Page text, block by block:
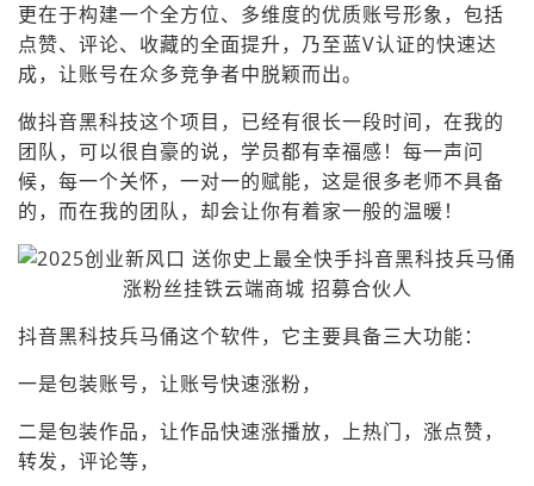
更在于构建一个全方位、多维度的优质账号形象，包括
点赞、评论、收藏的全面提升，乃至蓝V认证的快速达
成，让账号在众多竞争者中脱颖而出。
做抖音黑科技这个项目，已经有很长一段时间，在我的
团队，可以很自豪的说，学员都有幸福感！每一声问
候，每一个关怀，一对一的赋能，这是很多老师不具备
的，而在我的团队，却会让你有着家一般的温暖！
抖音黑科技兵马俑这个软件，它主要具备三大功能：
一是包装账号，让账号快速涨粉，
二是包装作品，让作品快速涨播放，上热门，涨点赞，
转发，评论等，